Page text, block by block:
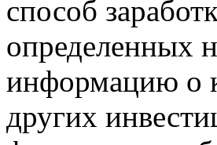
способ
определенных
информацию о
других